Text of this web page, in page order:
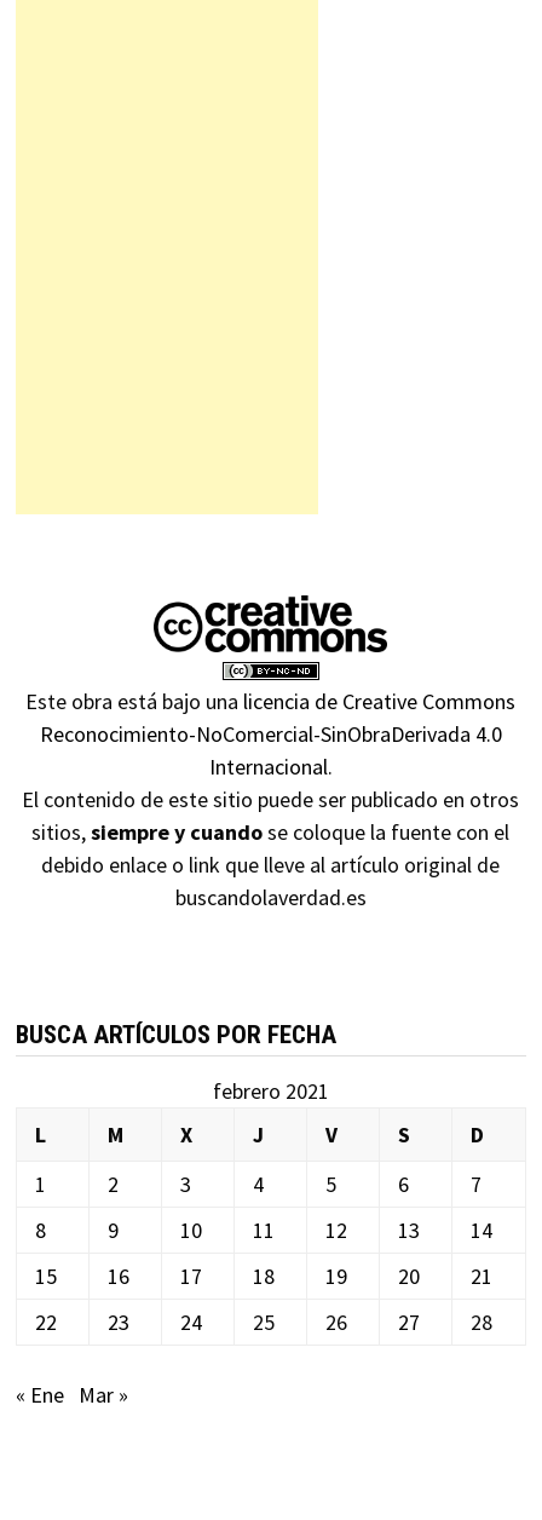
Este obra está bajo una licencia de Creative Commons
Reconocimiento-NoComercial-SinObraDerivada 4.0
Internacional.
El contenido de este sitio puede ser publicado en otros
sitios,siempre y cuandose coloque la fuente con el
debido enlace o link que lleve al artículo original de
buscandolaverdad.es
BUSCA ARTÍCULOS POR FECHA
febrero 2021
L
M X J V S
D
1
2 3 4 5 6
7
8
9 10 11 12 13
14
15
16 17 18 19 20
21
22
23 24 25 26 27 28
« Ene Mar »